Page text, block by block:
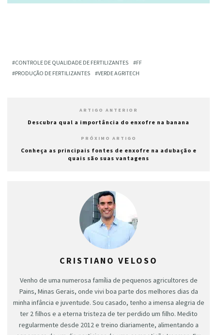
CONTROLE DE QUALIDADE DE FERTILIZANTES
FF
PRODUÇÃO DE FERTILIZANTES
VERDE AGRITECH
ARTIGO ANTERIOR
Descubra qual a importância do enxofre na banana
PRÓXIMO ARTIGO
Conheça as principais fontes de enxofre na adubação e
quais são suas vantagens
CRISTIANO VELOSO
Venho de uma numerosa família de pequenos agricultores de
Pains, Minas Gerais, onde vivi boa parte dos melhores dias da
minha infância e juventude. Sou casado, tenho a imensa alegria de
ter 2 filhos e a eterna tristeza de ter perdido um filho. Medito
regularmente desde 2012 e treino diariamente, alimentando a